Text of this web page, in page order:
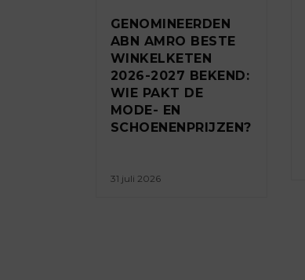
GENOMINEERDEN
ABN AMRO BESTE
WINKELKETEN
2026-2027 BEKEND:
WIE PAKT DE
MODE- EN
SCHOENENPRIJZEN?
31 juli 2026